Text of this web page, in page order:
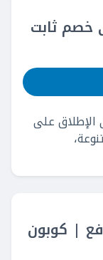
خصم ثابت
الإطلاق على
الدفع | كوبون